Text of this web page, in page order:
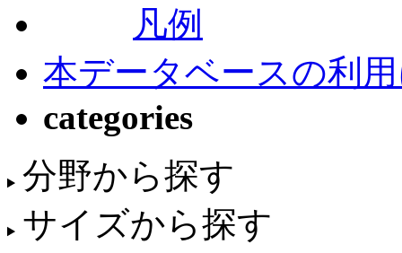
凡例
本データベースの利
categories
分野から探す
サイズから探す